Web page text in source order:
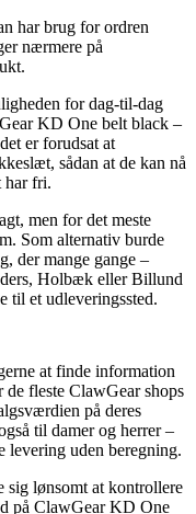
har brug for ordren
nærmere på
for dag-til-dag
KD One belt black –
er forudsat at
sådan at de kan nå
har fri.
men for det meste
Som alternativ burde
der mange gange –
Holbæk eller Billund
til et udleveringssted.
at finde information
fleste ClawGear shops
på deres
til damer og herrer –
levering uden beregning.
sig lønsomt at kontrollere
på ClawGear KD One